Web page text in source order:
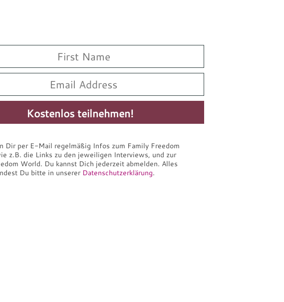
Dir per E-Mail regelmäßig Infos zum Family Freedom
z.B. die Links zu den jeweiligen Interviews, und zur
World. Du kannst Dich jederzeit abmelden. Alles
Du bitte in unserer Datenschutzerklärung.